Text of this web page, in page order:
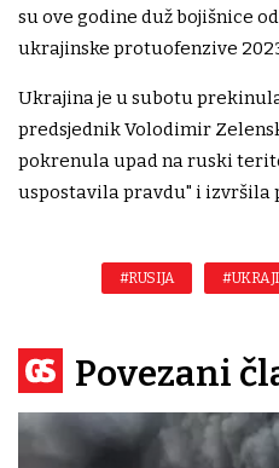
su ove godine duž bojišnice
ukrajinske protuofenzive
Ukrajina je u subotu
predsjednik Volodimir
pokrenula upad na ruski
uspostavila pravdu" i izvršila
#RUSIJA
Povezani